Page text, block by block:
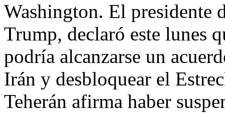
Washington. El presidente
Trump, declaró este lunes
podría alcanzarse un
Irán y desbloquear el
Teherán afirma haber